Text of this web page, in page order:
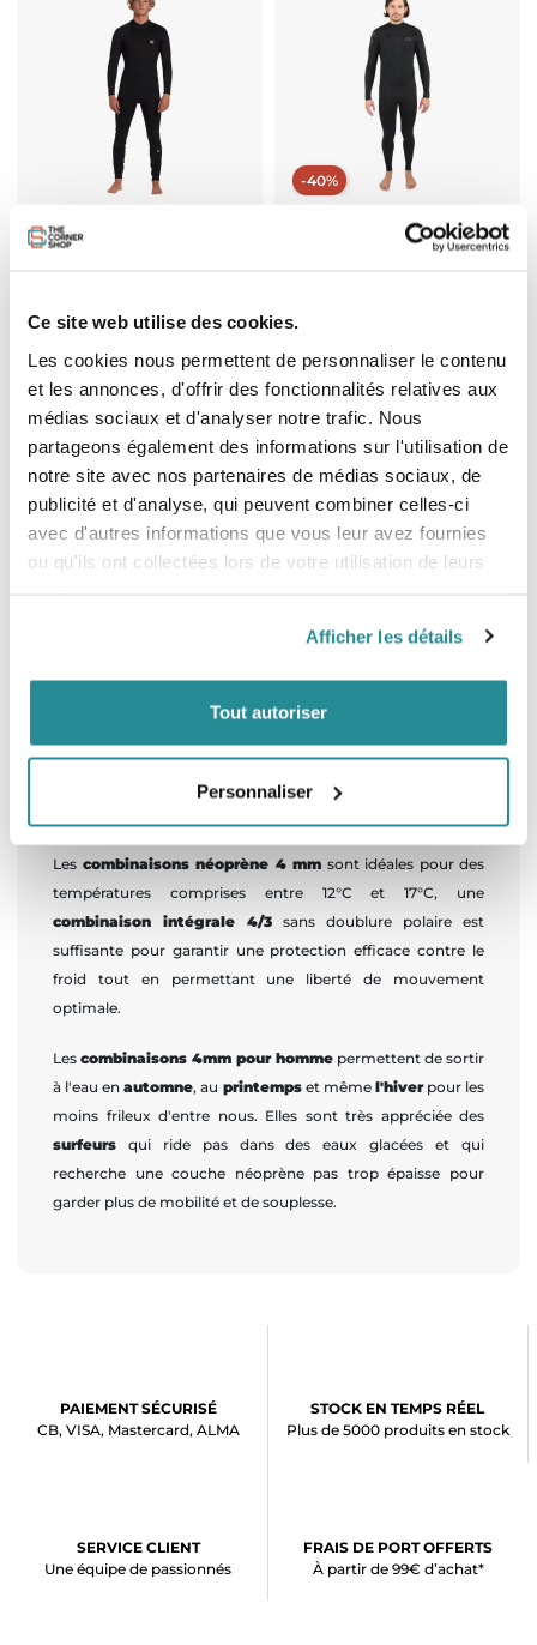
Ce site web utilise des cookies.
Les cookies nous permettent de personnaliser le contenu
et les annonces, d'offrir des fonctionnalités relatives aux
médias sociaux et d'analyser notre trafic. Nous
partageons également des informations sur l'utilisation de
notre site avec nos partenaires de médias sociaux, de
publicité et d'analyse, qui peuvent combiner celles-ci
avec d'autres informations que vous leur avez fournies
ou qu'ils ont collectées lors de votre utilisation de leurs
Afficher les détails
Tout autoriser
Personnaliser
Combinaison Homme Billabong Foil
-40%
Combinaison Homme Oxbow Yulex
RETOUR EN HAUT
Les combinaisons néoprène 4 mm sont idéales pour des
températures comprises entre 12°C et 17°C, une
combinaison intégrale 4/3 sans doublure polaire est
suffisante pour garantir une protection efficace contre le
froid tout en permettant une liberté de mouvement
optimale.
Les combinaisons 4mm pour homme permettent de sortir
à l'eau enautomne, au printempset même l'hiverpour les
moins frileux d'entre nous. Elles sont très appréciée des
surfeurs qui ride pas dans des eaux glacées et qui
recherche une couche néoprène pas trop épaisse pour
garder plus de mobilité et de souplesse.
PAIEMENT SÉCURISÉ
CB, VISA, Mastercard, ALMA
STOCK EN TEMPS RÉEL
Plus de 5000 produits en stock
SERVICE CLIENT
Une équipe de passionnés
FRAIS DE PORT OFFERTS
À partir de 99€ d’achat*